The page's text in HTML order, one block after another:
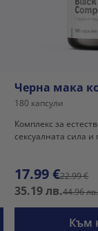
Черна мака
180 капсули
Комплекс за
сексуалната сила и
17.99 €22.99 €
35.19 лв.44.96 лв.
Към